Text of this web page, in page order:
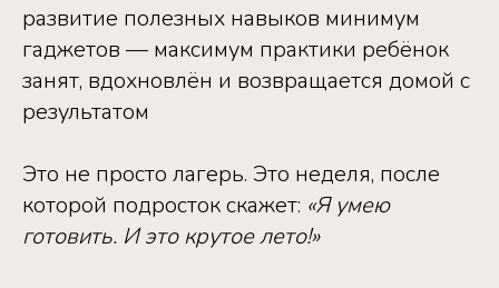
‎развитие полезных навыков ‎минимум
гаджетов — максимум практики ‎ребёнок
занят, вдохновлён и возвращается домой с
результатом ‎ ‎
Это не просто лагерь. ‎Это неделя, после
которой подросток скажет: ‎«Я умею
готовить. И это крутое лето!» ‎